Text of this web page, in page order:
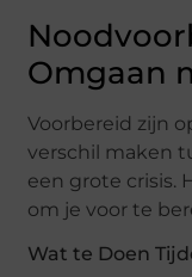
Omgaan
Voorbereid zijn
verschil maken
een grote crisis.
om je voor te
Wat te Doen